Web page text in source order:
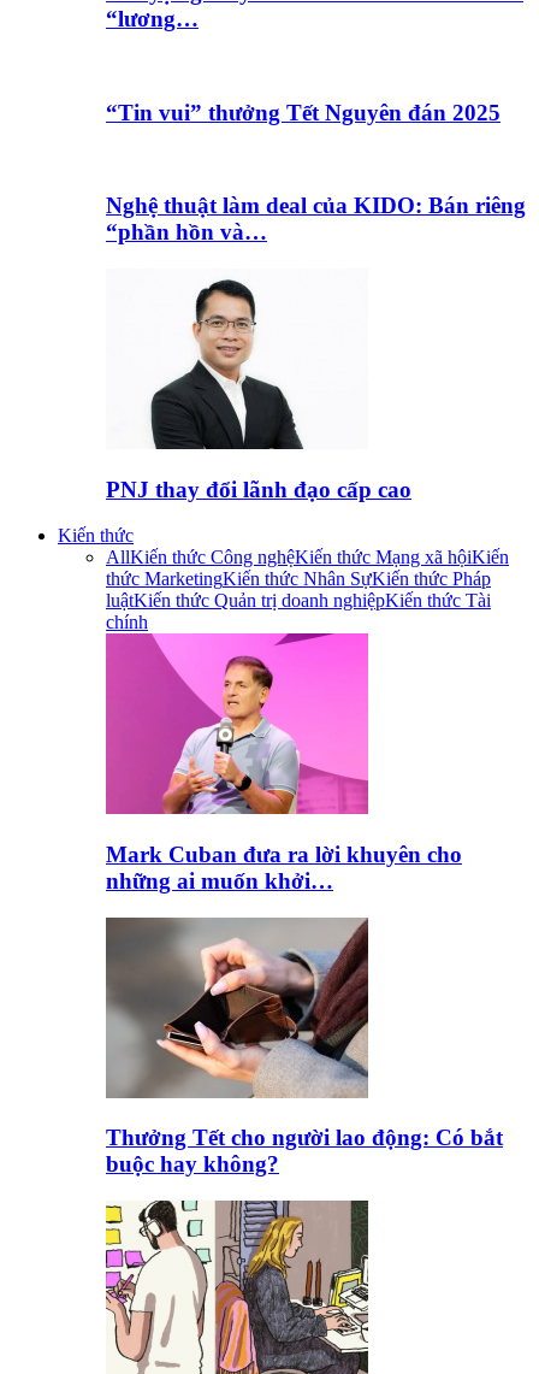
“lương…
“Tin vui” thưởng Tết Nguyên đán 2025
Nghệ thuật làm deal của KIDO: Bán riêng
“phần hồn và…
PNJ thay đổi lãnh đạo cấp cao
Kiến thức
AllKiến thức Công nghệKiến thức Mạng xã hộiKiến
thức MarketingKiến thức Nhân SựKiến thức Pháp
luậtKiến thức Quản trị doanh nghiệpKiến thức Tài
chính
Mark Cuban đưa ra lời khuyên cho
những ai muốn khởi…
Thưởng Tết cho người lao động: Có bắt
buộc hay không?